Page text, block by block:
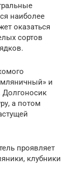
наиболее
оказаться
сортов
и
Долгоносик
а потом
проявляет
клубники